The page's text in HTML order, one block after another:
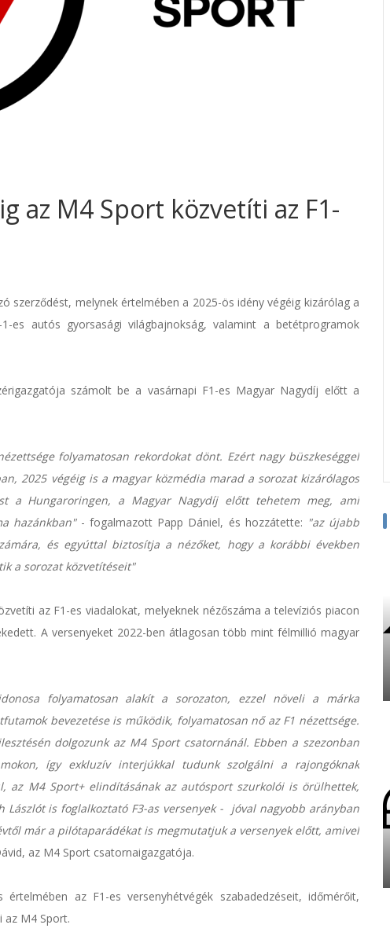
az M4 Sport közvetíti az F1-
szerződést, melynek értelmében a 2025-ös idény végéig kizárólag a
es autós gyorsasági világbajnokság, valamint a betétprogramok
számolt be a vasárnapi F1-es Magyar Nagydíj előtt a
folyamatosan rekordokat dönt. Ezért nagy büszkeséggel
2025 végéig is a magyar közmédia marad a sorozat kizárólagos
a Hungaroringen, a Magyar Nagydíj előtt tehetem meg, ami
hazánkban"- fogalmazott Papp Dániel, és hozzátette: "az újabb
és egyúttal biztosítja a nézőket, hogy a korábbi években
a sorozat közvetítéseit"
az F1-es viadalokat, melyeknek nézőszáma a televíziós piacon
A versenyeket 2022-ben átlagosan több mint félmillió magyar
folyamatosan alakít a sorozaton, ezzel növeli a márka
bevezetése is működik, folyamatosan nő az F1 nézettsége.
dolgozunk az M4 Sport csatornánál. Ebben a szezonban
így exkluzív interjúkkal tudunk szolgálni a rajongóknak
az M4 Sport+ elindításának az autósport szurkolói is örülhettek,
is foglalkoztató F3-as versenyek - jóval nagyobb arányban
már a pilótaparádékat is megmutatjuk a versenyek előtt, amivel
az M4 Sport csatornaigazgatója.
az F1-es versenyhétvégék szabadedzéseit, időmérőit,
az M4 Sport.